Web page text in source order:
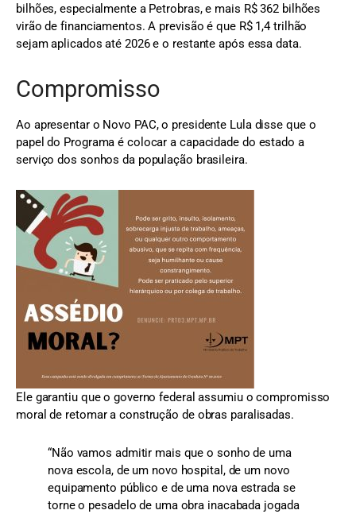
bilhões, especialmente a Petrobras, e mais R$ 362 bilhões
virão de financiamentos. A previsão é que R$ 1,4 trilhão
sejam aplicados até 2026 e o restante após essa data.
Compromisso
Ao apresentar o Novo PAC, o presidente Lula disse que o
papel do Programa é colocar a capacidade do estado a
serviço dos sonhos da população brasileira.
Ele garantiu que o governo federal assumiu o compromisso
moral de retomar a construção de obras paralisadas.
“Não vamos admitir mais que o sonho de uma
nova escola, de um novo hospital, de um novo
equipamento público e de uma nova estrada se
torne o pesadelo de uma obra inacabada jogada